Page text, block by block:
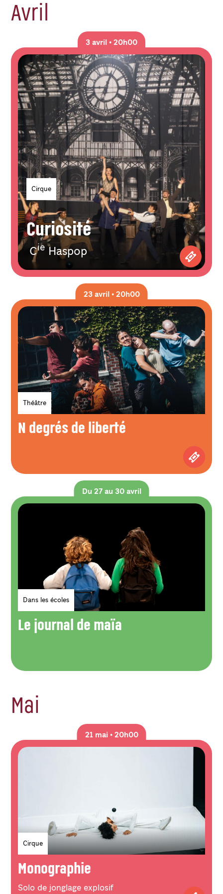
Avril
Curiosité
Cirque
3 avril • 20h00
Cie Haspop
N degrés de liberté
Théâtre
23 avril • 20h00
Le journal de maïa
Dans les écoles
Du 27 au 30 avril
Mai
Monographie
Cirque
21 mai • 20h00
Solo de jonglage explosif